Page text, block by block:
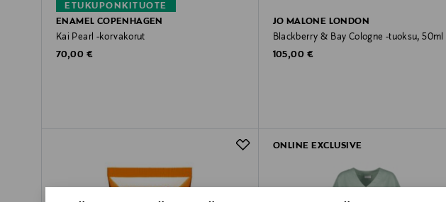
ETUKUPONKITUOTE
ENAMEL COPENHAGEN
Kai Pearl -korvakorut
Original Price
70,00 €
JO MALONE LONDON
Blackberry & Bay Cologne -tuoksu, 50ml
Original Price
105,00 €
ONLINE EXCLUSIVE